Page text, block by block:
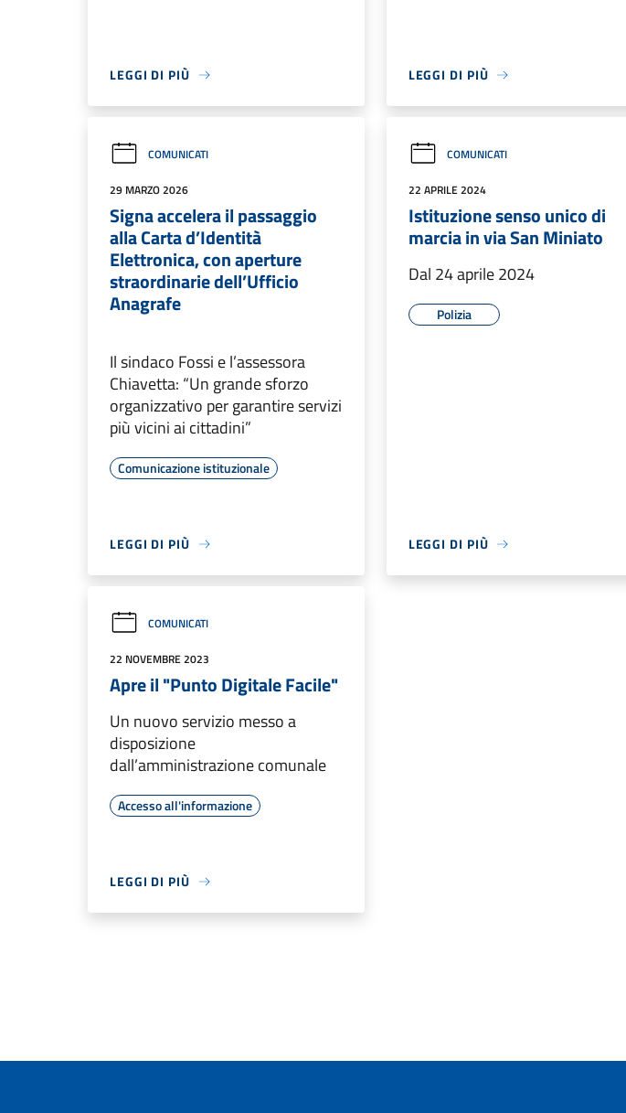
LEGGI DI PIÙ LEGGI DI PIÙ
COMUNICATI
29 MARZO 2026
Signa accelera il passaggio
alla Carta d’Identità
Elettronica, con aperture
straordinarie dell’Ufficio
Anagrafe
Il sindaco Fossi e l’assessora
Chiavetta: “Un grande sforzo
organizzativo per garantire servizi
più vicini ai cittadini”
Comunicazione istituzionale
LEGGI DI PIÙ
COMUNICATI
22 APRILE 2024
Istituzione senso unico di
marcia in via San Miniato
Dal 24 aprile 2024
Polizia
LEGGI DI PIÙ
COMUNICATI
22 NOVEMBRE 2023
Apre il "Punto Digitale Facile"
Un nuovo servizio messo a
disposizione
dall’amministrazione comunale
Accesso all'informazione
LEGGI DI PIÙ